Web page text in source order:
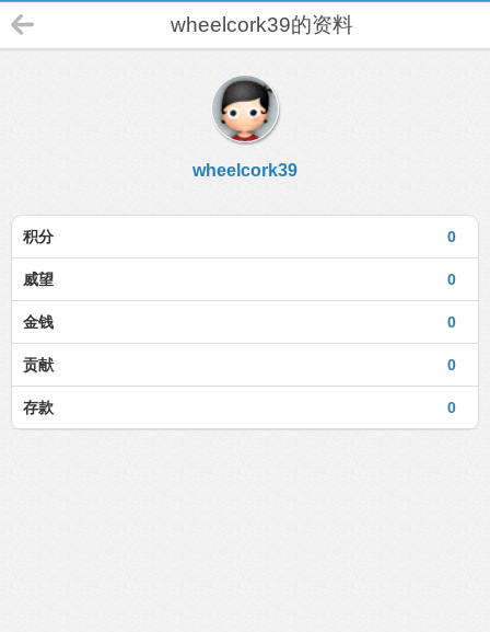
wheelcork39的资料
wheelcork39
0
积分
0
威望
0
金钱
0
贡献
0
存款